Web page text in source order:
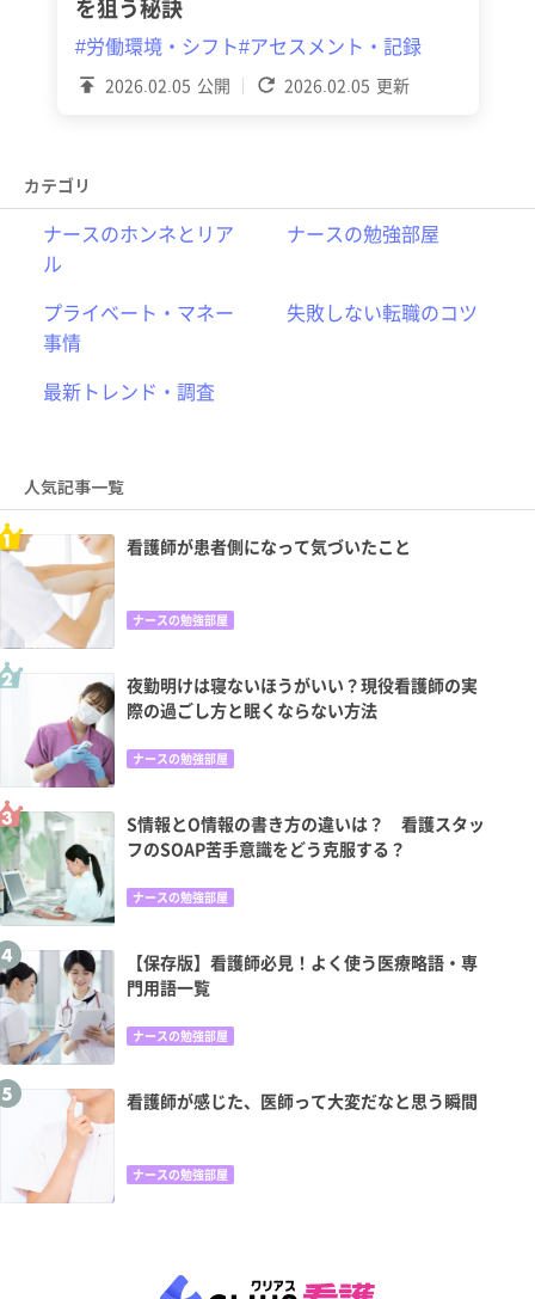
2026.02.05 公開 2026.02.05 更新
を狙う秘訣
#労働環境・シフト#アセスメント・記録
カテゴリ
ナースのホンネとリア
ル
ナースの勉強部屋
プライベート・マネー
事情
失敗しない転職のコツ
最新トレンド・調査
人気記事一覧
看護師が患者側になって気づいたこと
ナースの勉強部屋
夜勤明けは寝ないほうがいい？現役看護師の実
際の過ごし方と眠くならない方法
ナースの勉強部屋
S情報とO情報の書き方の違いは？ 看護スタッ
フのSOAP苦手意識をどう克服する？
ナースの勉強部屋
【保存版】看護師必見！よく使う医療略語・専
門用語一覧
ナースの勉強部屋
看護師が感じた、医師って大変だなと思う瞬間
ナースの勉強部屋